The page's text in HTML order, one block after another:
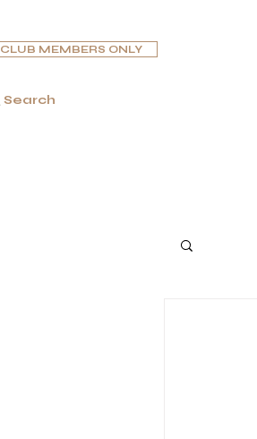
CLUB MEMBERS ONLY
Search